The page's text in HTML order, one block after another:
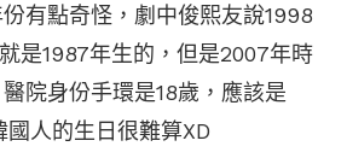
有點奇怪，劇中俊熙友說1998
是1987年生的，但是2007年時
院身份手環是18歲，應該是
人的生日很難算XD